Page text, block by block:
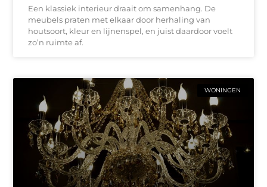
Een klassiek interieur draait om samenhang. De
meubels praten met elkaar door herhaling van
houtsoort, kleur en lijnenspel, en juist daardoor voelt
zo’n ruimte af.
WONINGEN